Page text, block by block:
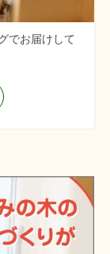
でお届けして